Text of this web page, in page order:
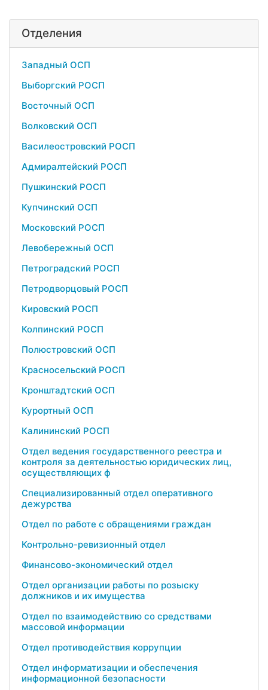
Отделения
Западный ОСП
Выборгский РОСП
Восточный ОСП
Волковский ОСП
Василеостровский РОСП
Адмиралтейский РОСП
Пушкинский РОСП
Купчинский ОСП
Московский РОСП
Левобережный ОСП
Петроградский РОСП
Петродворцовый РОСП
Кировский РОСП
Колпинский РОСП
Полюстровский ОСП
Красносельский РОСП
Кронштадтский ОСП
Курортный ОСП
Калининский РОСП
Отдел ведения государственного реестра и
контроля за деятельностью юридических лиц,
осуществляющих ф
Специализированный отдел оперативного
дежурства
Отдел по работе с обращениями граждан
Контрольно-ревизионный отдел
Финансово-экономический отдел
Отдел организации работы по розыску
должников и их имущества
Отдел по взаимодействию со средствами
массовой информации
Отдел противодействия коррупции
Отдел информатизации и обеспечения
информационной безопасности